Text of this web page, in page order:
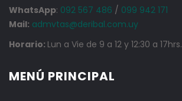
WhatsApp: 092 567 486 / 099 942 171
Mail: admvtas@deribal.com.uy
Horario: Lun a Vie de 9 a 12 y 12:30 a 17hrs.
MENÚ PRINCIPAL